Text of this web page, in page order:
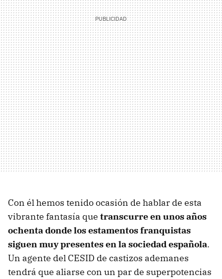
Con él hemos tenido ocasión de hablar de esta
vibrante fantasía que transcurre en unos años
ochenta donde los estamentos franquistas
siguen muy presentes en la sociedad española.
Un agente del CESID de castizos ademanes
tendrá que aliarse con un par de superpotencias